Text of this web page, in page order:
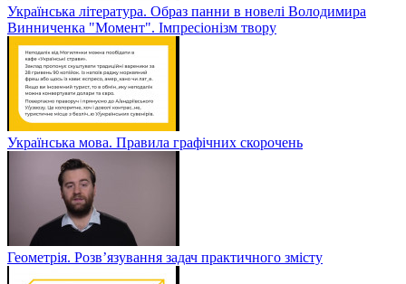
Українська література. Образ панни в новелі Володимира
Винниченка "Момент". Імпресіонізм твору
Українська мова. Правила графічних скорочень
Геометрія. Розв’язування задач практичного змісту